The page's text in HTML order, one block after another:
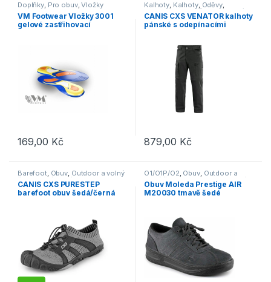
Doplňky, Pro obuv,Vložky
VM Footwear Vložky 3001
gelové zastřihovací
169,00 Kč
Tento produkt má více variant. Možnosti lze vybrat na stránce
Kalhoty, Kalhoty, Oděvy,
Outdoor a volný čas,Pracovní
oděvy
CANIS CXS VENATOR kalhoty
pánské s odepínacími
879,00 Kč
Tento produkt má více variant.
Barefoot, Obuv, Outdoor a volný
čas,Vycházková
CANIS CXS PURESTEP
barefoot obuv šedá/černá
O1/O1P/O2, Obuv, Outdoor a
volný čas ,Polobotky ,Pracovní
obuv, Tenisky,Vycházková
Obuv Moleda Prestige AIR
M20030 tmavě šedé